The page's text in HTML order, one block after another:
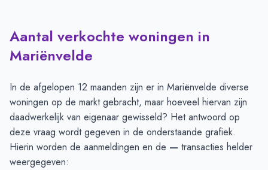
Aantal verkochte woningen in
Mariënvelde
In de afgelopen 12 maanden zijn er in Mariënvelde diverse
woningen op de markt gebracht, maar hoeveel hiervan zijn
daadwerkelijk van eigenaar gewisseld? Het antwoord op
deze vraag wordt gegeven in de onderstaande grafiek.
Hierin worden de aanmeldingen en de — transacties helder
weergegeven: